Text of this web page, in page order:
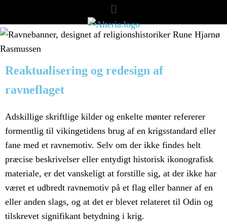
Reaktualisering og redesign af
ravneflaget
Adskillige skriftlige kilder og enkelte mønter refererer
formentlig til vikingetidens brug af en krigsstandard eller
fane med et ravnemotiv. Selv om der ikke findes helt
præcise beskrivelser eller entydigt historisk ikonografisk
materiale, er det vanskeligt at forstille sig, at der ikke har
været et udbredt ravnemotiv på et flag eller banner af en
eller anden slags, og at det er blevet relateret til Odin og
tilskrevet signifikant betydning i krig.